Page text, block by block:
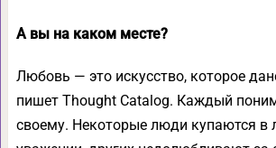
А вы на каком месте?
Любовь — это искусство, которое
пишет Thought Catalog. Каждый
своему. Некоторые люди купаются в